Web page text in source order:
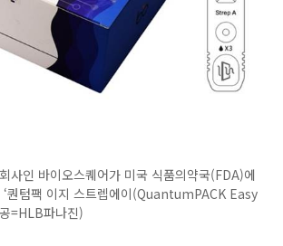
인 바이오스퀘어가 미국 식품의약국(FDA)에
‘퀀텀팩 이지 스트렙에이(QuantumPACK Easy
=HLB파나진)